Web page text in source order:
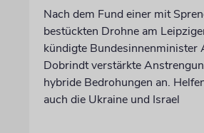
Nach dem Fund einer mit
bestückten Drohne am
kündigte Bundesinnenminister
Dobrindt verstärkte
hybride Bedrohungen an.
auch die Ukraine und Israel